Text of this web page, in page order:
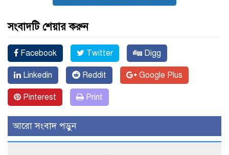
সংবাদটি শেয়ার করুন
Facebook Twitter Digg
Linkedin Reddit Google Plus
Pinterest Print
আরো সংবাদ পড়ুন